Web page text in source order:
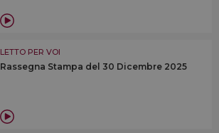
LETTO PER VOI
Rassegna Stampa del 30 Dicembre 2025